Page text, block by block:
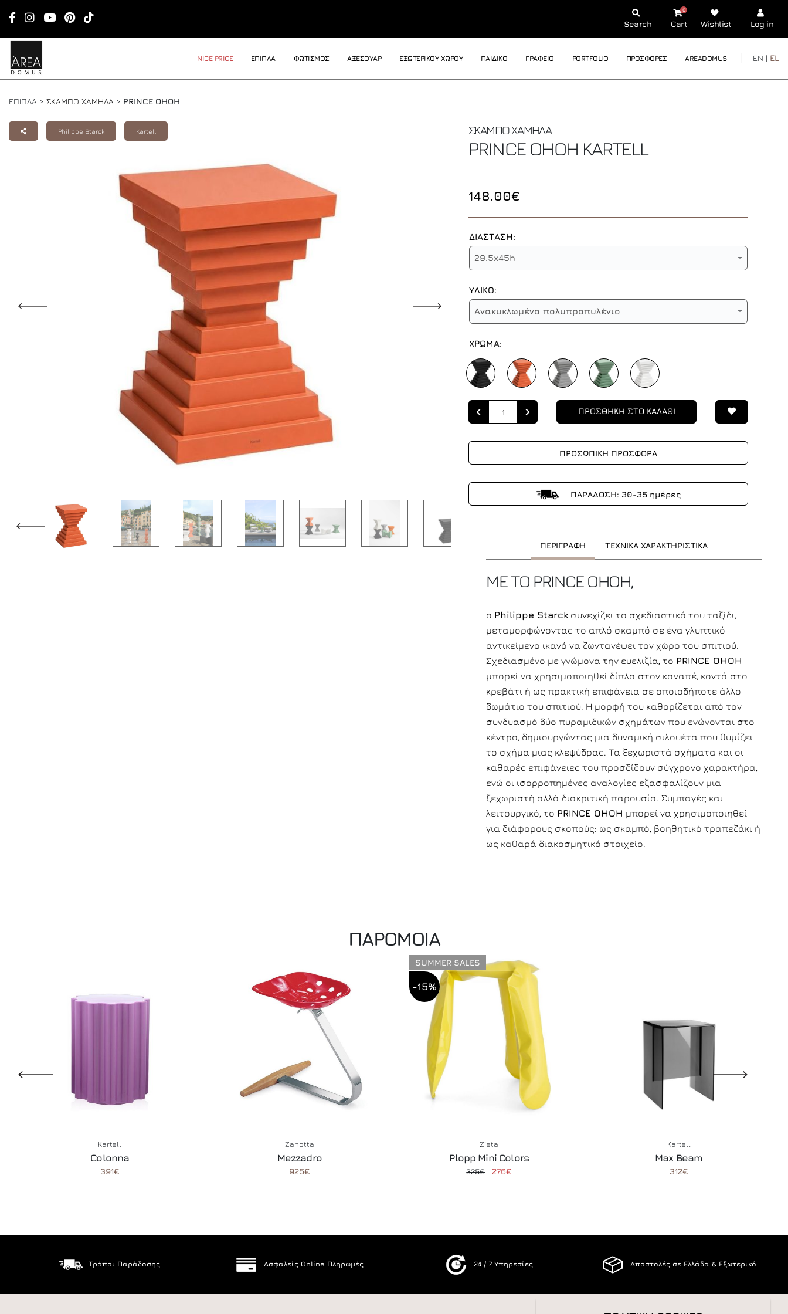
Search Cart
0
Wishlist Log in
NICE PRICE ΕΠΙΠΛΑ ΦΩΤΙΣΜΟΣ ΑΞΕΣΟΥΑΡ ΕΞΩΤΕΡΙΚΟΥ ΧΩΡΟΥ ΠΑΙΔΙΚΟ ΓΡΑΦΕΙΟ PORTFOLIO ΠΡΟΣΦΟΡΕΣ AREADOMUS EN | EL
ΕΠΙΠΛΑ > ΣΚΑΜΠΟ ΧΑΜΗΛΑ > PRINCE OHOH
Philippe Starck Kartell ΣΚΑΜΠΟ ΧΑΜΗΛΑ
PRINCE OHOH KARTELL
148.00€
ΔΙΑΣΤΑΣΗ:
29.5x45h
ΥΛΙΚΟ:
Ανακυκλωμένο πολυπροπυλένιο
ΧΡΩΜΑ:
ΠΡΟΣΘΗΚΗ ΣΤΟ ΚΑΛΑΘΙ
ΠΡΟΣΩΠΙΚΗ ΠΡΟΣΦΟΡΑ
ΠΑΡΑΔΟΣΗ: 30-35 ημέρες
ΠΕΡΙΓΡΑΦΗ ΤΕΧΝΙΚΑ ΧΑΡΑΚΤΗΡΙΣΤΙΚΑ
ΜΕ ΤΟ PRINCE OHOH,
ο Philippe Starck συνεχίζει το σχεδιαστικό του ταξίδι,
μεταμορφώνοντας το απλό σκαμπό σε ένα γλυπτικό
αντικείμενο ικανό να ζωντανέψει τον χώρο του σπιτιού.
Σχεδιασμένο με γνώμονα την ευελιξία, το PRINCE OHOH
μπορεί να χρησιμοποιηθεί δίπλα στον καναπέ, κοντά στο
κρεβάτι ή ως πρακτική επιφάνεια σε οποιοδήποτε άλλο
δωμάτιο του σπιτιού. Η μορφή του καθορίζεται από τον
συνδυασμό δύο πυραμιδικών σχημάτων που ενώνονται στο
κέντρο, δημιουργώντας μια δυναμική σιλουέτα που θυμίζει
το σχήμα μιας κλεψύδρας. Τα ξεχωριστά σχήματα και οι
καθαρές επιφάνειες του προσδίδουν σύγχρονο χαρακτήρα,
ενώ οι ισορροπημένες αναλογίες εξασφαλίζουν μια
ξεχωριστή αλλά διακριτική παρουσία. Συμπαγές και
λειτουργικό, το PRINCE OHOH μπορεί να χρησιμοποιηθεί
για διάφορους σκοπούς: ως σκαμπό, βοηθητικό τραπεζάκι ή
ως καθαρά διακοσμητικό στοιχείο.
ΠΑΡΟΜΟΙΑ
Kartell
Colonna
391€
Zanotta
Mezzadro
925€
SUMMER SALES
-15%
Zieta
Plopp Mini Colors
325€ 276€
Kartell
Max Beam
312€
Τρόποι Παράδοσης Ασφαλείς Online Πληρωμές 24 / 7 Υπηρεσίες Αποστολές σε Ελλάδα & Εξωτερικό